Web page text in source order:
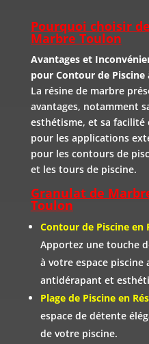
Pourquoi choisir
Marbre Toulon
Avantages et
pour Contour de Piscine
La résine de marbre
avantages, notamment
esthétisme, et sa facilité
pour les applications
pour les contours de
et les tours de piscine.
Granulat de
Toulon
Contour de Piscine en
Apportez une touche
à votre espace piscine
antidérapant et
Plage de Piscine en
espace de détente
de votre piscine.